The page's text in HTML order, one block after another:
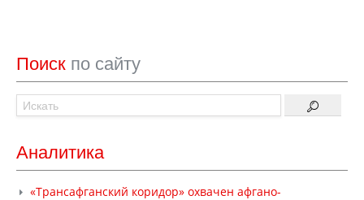
Поиск по сайту
Аналитика
«Трансафганский коридор» охвачен афгано-